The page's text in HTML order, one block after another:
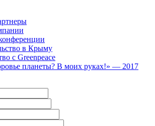
в Крыму
с Greenpeace
планеты? В моих руках!» — 2017